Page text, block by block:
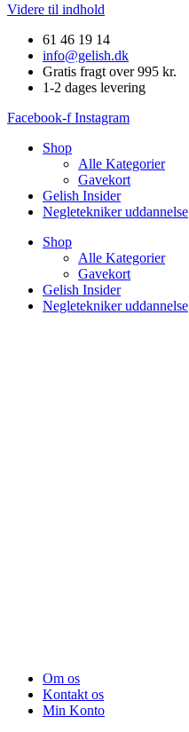
Videre til indhold
61 46 19 14
info@gelish.dk
Gratis fragt over 995 kr.
1-2 dages levering
Facebook-f Instagram
Shop
Alle Kategorier
Gavekort
Gelish Insider
Negletekniker uddannelse
Shop
Alle Kategorier
Gavekort
Gelish Insider
Negletekniker uddannelse
Om os
Kontakt os
Min Konto